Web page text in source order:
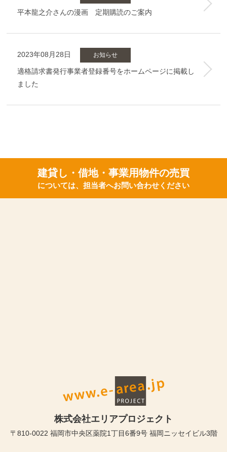
平本龍之介さんの漫画 定期購読のご案内
2023年08月28日 お知らせ
適格請求書発行事業者登録番号をホームページに掲載し
ました
建貸し・借地・事業用物件の売買
については、担当者へお問い合わせください
株式会社エリアプロジェクト
〒810-0022 福岡市中央区薬院1丁目6番9号 福岡ニッセイビル3階